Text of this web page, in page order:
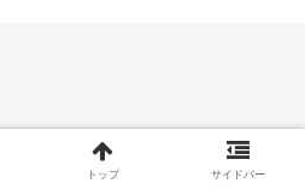
トップ サイドバー